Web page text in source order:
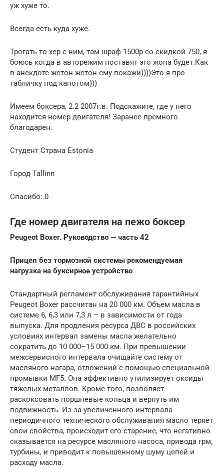
уж хуже то.
Всегда есть куда хуже.
Трогать то хер с ним, там шраф 1500р со скидкой 750, я
боюсь когда в авторежим поставят это жопа будет.Как
в анекдоте-жетон жетон ему покажи))))Это я про
табличку под капотом)))
Имеем боксера, 2.2 2007г.в. Подскажите, где у него
находится номер двигателя! Заранее премного
благодарен.
Студент Страна Estonia
Город Tallinn
Спасибо: 0
Где номер двигателя на пежо боксер
Peugeot Boxer. Руководство — часть 42
Прицеп без тормозной системы рекомендуемая
нагрузка на буксирное устройство
Стандартный регламент обслуживания гарантийных
Peugeot Boxer рассчитан на 20 000 км. Объем масла в
системе 6, 6,3 или 7,3 л – в зависимости от года
выпуска. Для продления ресурса ДВС в российских
условиях интервал замены масла желательно
сократить до 10 000–15 000 км. При превышении
межсервисного интервала очищайте систему от
масляного нагара, отложений с помощью специальной
промывки MF5. Она эффективно утилизирует оксиды
тяжелых металлов. Кроме того, позволяет
раскоксовать поршневые кольца и вернуть им
подвижность. Из-за увеличенного интервала
периодичного технического обслуживания масло теряет
свои свойства, происходит его старение, что негативно
сказывается на ресурсе масляного насоса, привода грм,
турбины, и приводит к повышенному шуму цепей и
расходу масла.